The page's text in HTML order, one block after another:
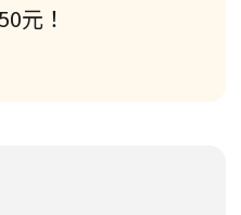
元！